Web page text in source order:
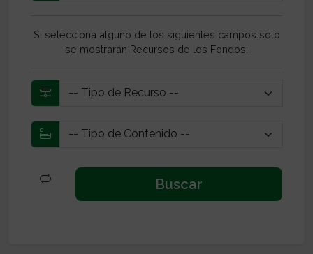
Si selecciona alguno de los siguientes campos solo
se mostrarán Recursos de los Fondos: